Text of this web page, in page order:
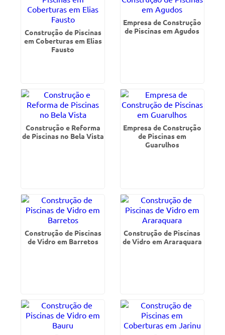
Construção de Piscinas
em Coberturas em Elias
Fausto
Empresa de Construção
de Piscinas em Agudos
Construção e Reforma
de Piscinas no Bela Vista
Empresa de Construção
de Piscinas em
Guarulhos
Construção de Piscinas
de Vidro em Barretos
Construção de Piscinas
de Vidro em Araraquara